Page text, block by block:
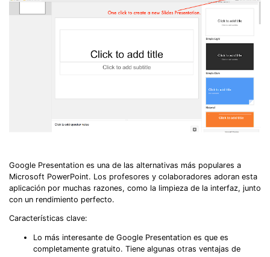
Google Presentation es una de las alternativas más populares a
Microsoft PowerPoint. Los profesores y colaboradores adoran esta
aplicación por muchas razones, como la limpieza de la interfaz, junto
con un rendimiento perfecto.
Características clave:
Lo más interesante de Google Presentation es que es
completamente gratuito. Tiene algunas otras ventajas de